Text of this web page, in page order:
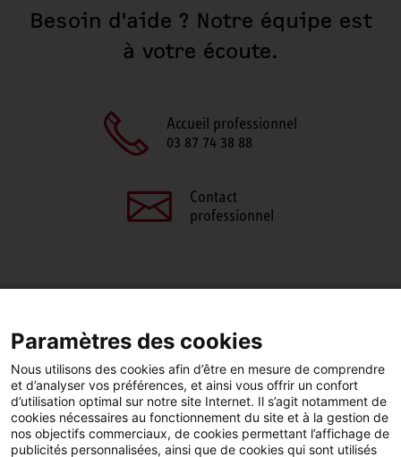
Besoin d'aide ? Notre équipe est
à votre écoute.
Accueil professionnel
03 87 74 38 88
Contact
professionnel
FacebookLinkedIn
Paramètres des cookies
Nous utilisons des cookies afin d’être en mesure de comprendre
et d’analyser vos préférences, et ainsi vous offrir un confort
d’utilisation optimal sur notre site Internet. Il s’agit notamment de
cookies nécessaires au fonctionnement du site et à la gestion de
nos objectifs commerciaux, de cookies permettant l’affichage de
publicités personnalisées, ainsi que de cookies qui sont utilisés